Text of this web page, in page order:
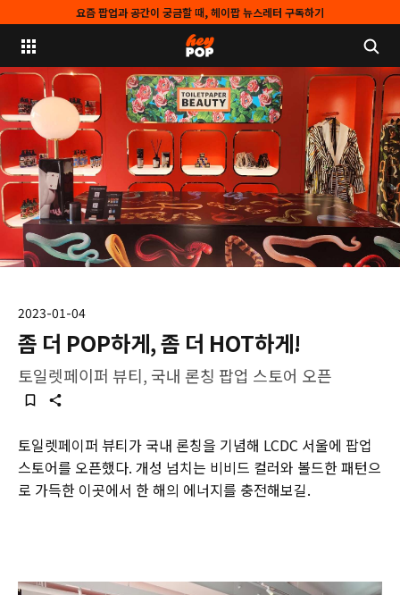
요즘 팝업과 공간이 궁금할 때, 헤이팝 뉴스레터 구독하기
2023-01-04
좀 더 POP하게, 좀 더 HOT하게!
토일렛페이퍼 뷰티, 국내 론칭 팝업 스토어 오픈
토일렛페이퍼 뷰티가 국내 론칭을 기념해 LCDC 서울에 팝업
스토어를 오픈했다. 개성 넘치는 비비드 컬러와 볼드한 패턴으
로 가득한 이곳에서 한 해의 에너지를 충전해보길.